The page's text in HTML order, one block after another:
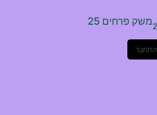
משק פרחים 25
התחבר